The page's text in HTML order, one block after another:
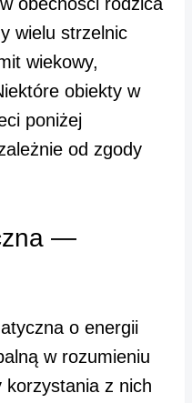
wielu strzelnic
wiekowy,
obiekty w
poniżej
od zgody
—
o energii
w rozumieniu
korzystania z nich